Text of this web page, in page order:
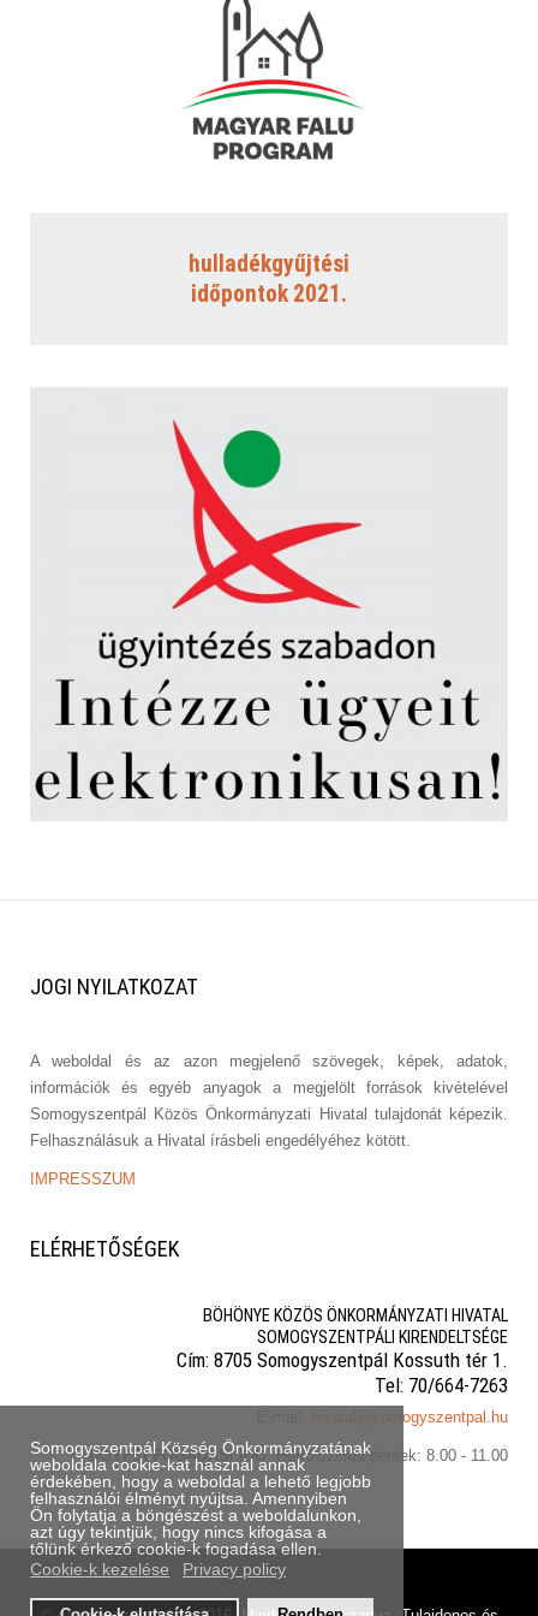
Somogyszentpál Község Önkormányzatának
weboldala cookie-kat használ annak
érdekében, hogy a weboldal a lehető legjobb
felhasználói élményt nyújtsa. Amennyiben
Ön folytatja a böngészést a weboldalunkon,
azt úgy tekintjük, hogy nincs kifogása a
tőlünk érkező cookie-k fogadása ellen.
Cookie-k kezelése
Privacy policy
Projekt bemutatása
TOP_PLUSZ-3.1.3-23-SO1-2024-00016
Helyi Választási Bizottság
2019. évi EP választás
hulladékgyűjtési
időpontok 2021.
JOGI NYILATKOZAT
A weboldal és az azon megjelenő szövegek, képek, adatok,
információk és egyéb anyagok a megjelölt források kivételével
Somogyszentpál Közös Önkormányzati Hivatal tulajdonát képezik.
Felhasználásuk a Hivatal írásbeli engedélyéhez kötött.
IMPRESSZUM
ELÉRHETŐSÉGEK
BÖHÖNYE KÖZÖS ÖNKORMÁNYZATI HIVATAL
SOMOGYSZENTPÁLI KIRENDELTSÉGE
Cím: 8705 Somogyszentpál Kossuth tér 1.
Tel: 70/664-7263
hivatal@somogyszentpal.hu
ÜGYFÉLFOGADÁSI IDŐ : Hétfő-szerda-péntek: 8.00 - 11.00